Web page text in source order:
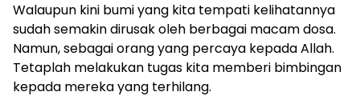
Walaupun kini bumi yang kita tempati kelihatannya
sudah semakin dirusak oleh berbagai macam dosa.
Namun, sebagai orang yang percaya kepada Allah.
Tetaplah melakukan tugas kita memberi bimbingan
kepada mereka yang terhilang.